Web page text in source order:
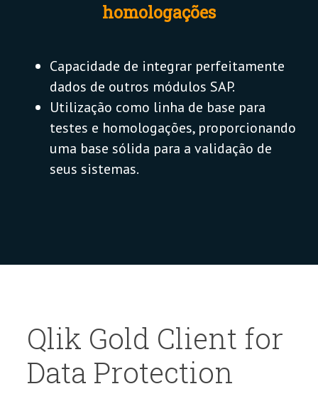
homologações
Capacidade de integrar perfeitamente
dados de outros módulos SAP.
Utilização como linha de base para
testes e homologações, proporcionando
uma base sólida para a validação de
seus sistemas.
Qlik Gold Client for
Data Protection